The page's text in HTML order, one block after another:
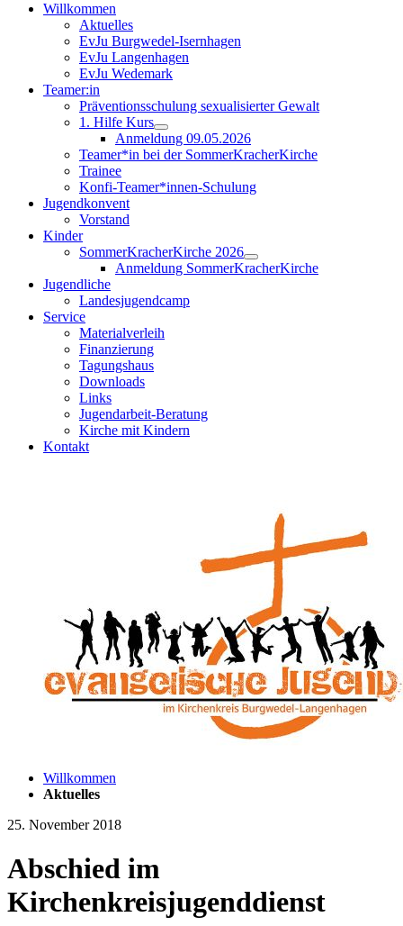
Willkommen
Aktuelles
EvJu Burgwedel-Isernhagen
EvJu Langenhagen
EvJu Wedemark
Teamer:in
Präventionsschulung sexualisierter Gewalt
1. Hilfe Kurs
Anmeldung 09.05.2026
Teamer*in bei der SommerKracherKirche
Trainee
Konfi-Teamer*innen-Schulung
Jugendkonvent
Vorstand
Kinder
SommerKracherKirche 2026
Anmeldung SommerKracherKirche
Jugendliche
Landesjugendcamp
Service
Materialverleih
Finanzierung
Tagungshaus
Downloads
Links
Jugendarbeit-Beratung
Kirche mit Kindern
Kontakt
Willkommen
Aktuelles
25. November 2018
Abschied im
Kirchenkreisjugenddienst